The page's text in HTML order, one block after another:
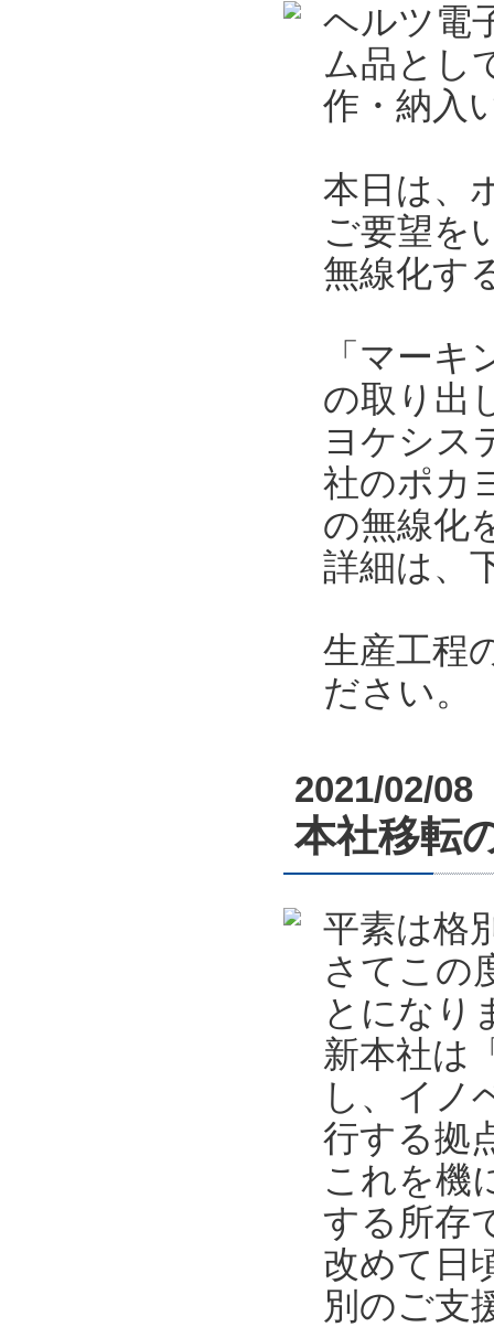
ヘルツ電
ム品とし
作・納入
本日は、
ご要望を
無線化す
「マー
の取り出
ヨケシス
社のポカ
の無線化
詳細は、
生産工程
ださい。
2021/02/08
本社移転
平素は格
さてこの
とになり
新本社は
し、イノ
行する拠
これを機
する所存
改めて日
別のご支